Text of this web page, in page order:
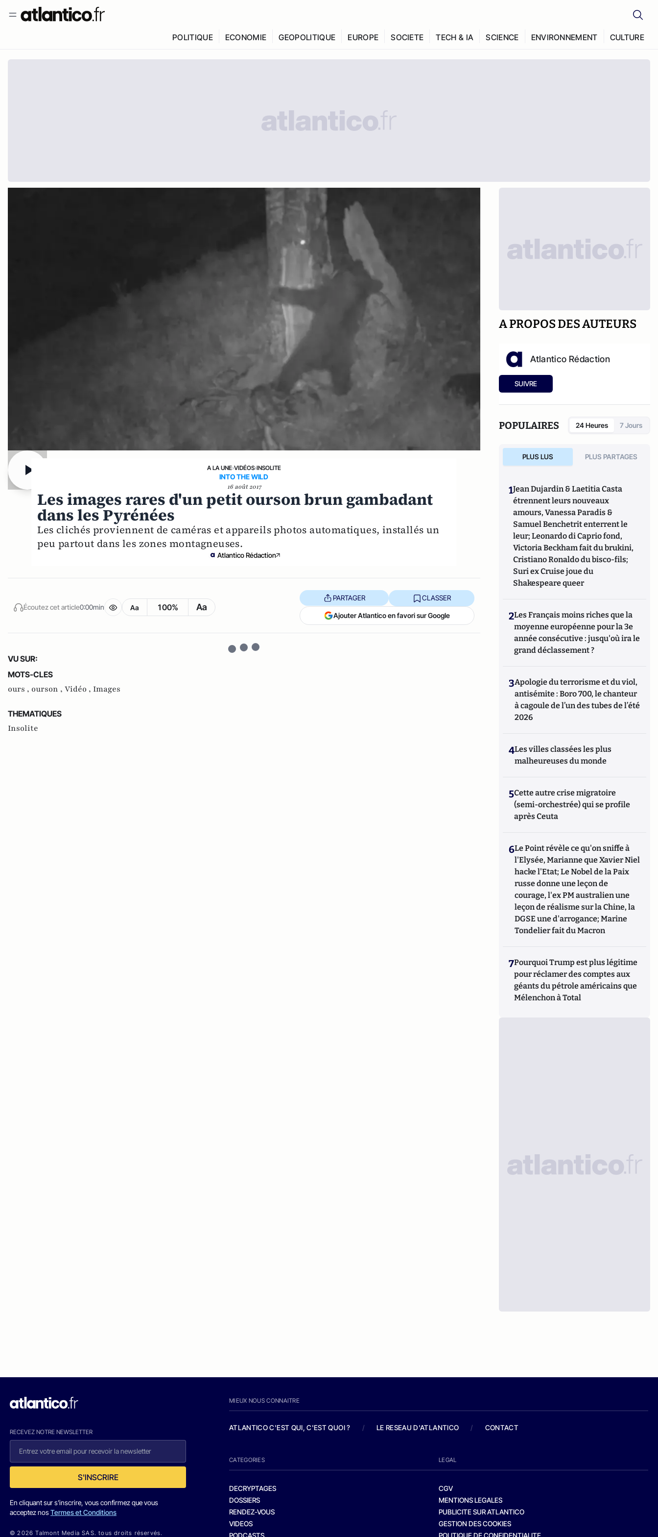
POLITIQUE ECONOMIE GEOPOLITIQUE EUROPE SOCIETE TECH & IA SCIENCE ENVIRONNEMENT CULTURE
A LA UNE›VIDÉOS›INSOLITE
INTO THE WILD
16 août 2017
Les images rares d'un petit ourson brun gambadant
dans les Pyrénées
Les clichés proviennent de caméras et appareils photos automatiques, installés un
peu partout dans les zones montagneuses.
Atlantico Rédaction
Écoutez cet article0:00min Aa 100% Aa
PARTAGER CLASSER
Ajouter Atlantico en favori sur Google
VU SUR:
MOTS-CLES
ours , ourson , Vidéo , Images
THEMATIQUES
Insolite
A PROPOS DES AUTEURS
Atlantico Rédaction
SUIVRE
POPULAIRES 24 Heures 7 Jours
PLUS LUS PLUS PARTAGES
1Jean Dujardin & Laetitia Casta
étrennent leurs nouveaux
amours, Vanessa Paradis &
Samuel Benchetrit enterrent le
leur; Leonardo di Caprio fond,
Victoria Beckham fait du brukini,
Cristiano Ronaldo du bisco-fils;
Suri ex Cruise joue du
Shakespeare queer
2Les Français moins riches que la
moyenne européenne pour la 3e
année consécutive : jusqu'où ira le
grand déclassement ?
3Apologie du terrorisme et du viol,
antisémite : Boro 700, le chanteur
à cagoule de l’un des tubes de l’été
2026
4Les villes classées les plus
malheureuses du monde
5Cette autre crise migratoire
(semi-orchestrée) qui se profile
après Ceuta
6Le Point révèle ce qu'on sniffe à
l'Elysée, Marianne que Xavier Niel
hacke l'Etat; Le Nobel de la Paix
russe donne une leçon de
courage, l'ex PM australien une
leçon de réalisme sur la Chine, la
DGSE une d'arrogance; Marine
Tondelier fait du Macron
7Pourquoi Trump est plus légitime
pour réclamer des comptes aux
géants du pétrole américains que
Mélenchon à Total
RECEVEZ NOTRE NEWSLETTER
S'INSCRIRE
En cliquant sur s'inscrire, vous confirmez que vous
acceptez nosTermes et Conditions
© 2026 Talmont Media SAS. tous droits réservés.
MIEUX NOUS CONNAITRE
ATLANTICO C'EST QUI, C'EST QUOI ? / LE RESEAU D'ATLANTICO / CONTACT
CATEGORIES
DECRYPTAGES
DOSSIERS
RENDEZ-VOUS
VIDEOS
PODCASTS
LEGAL
CGV
MENTIONS LEGALES
PUBLICITE SUR ATLANTICO
GESTION DES COOKIES
POLITIQUE DE CONFIDENTIALITE